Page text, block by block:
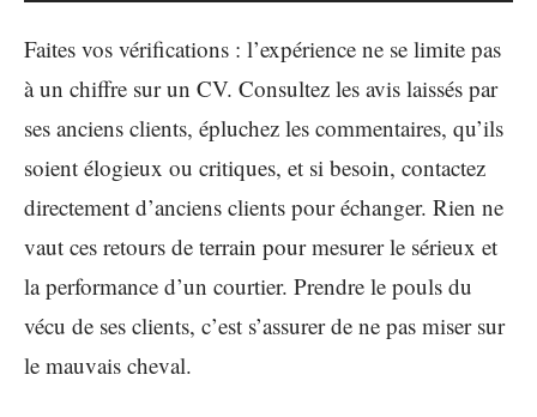
Faites vos vérifications : l’expérience ne se limite pas
à un chiffre sur un CV. Consultez les avis laissés par
ses anciens clients, épluchez les commentaires, qu’ils
soient élogieux ou critiques, et si besoin, contactez
directement d’anciens clients pour échanger. Rien ne
vaut ces retours de terrain pour mesurer le sérieux et
la performance d’un courtier. Prendre le pouls du
vécu de ses clients, c’est s’assurer de ne pas miser sur
le mauvais cheval.